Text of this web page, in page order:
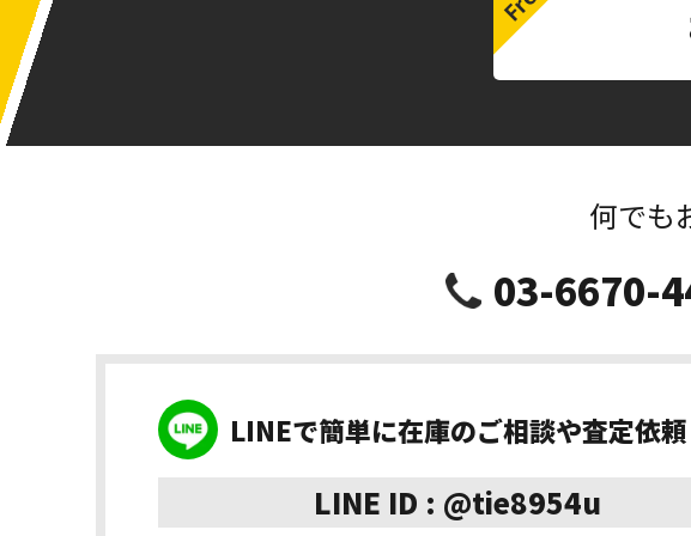
何でも
03-6670-
LINEで簡単に在庫のご相談や査定依頼
LINE ID : @tie8954u